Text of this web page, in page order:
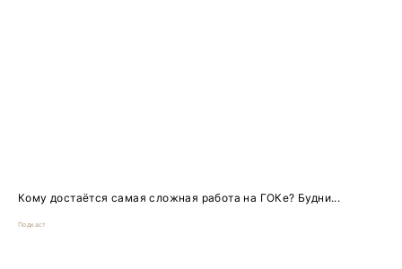
Кому достаётся самая сложная работа на ГОКе? Будни...
Подкаст